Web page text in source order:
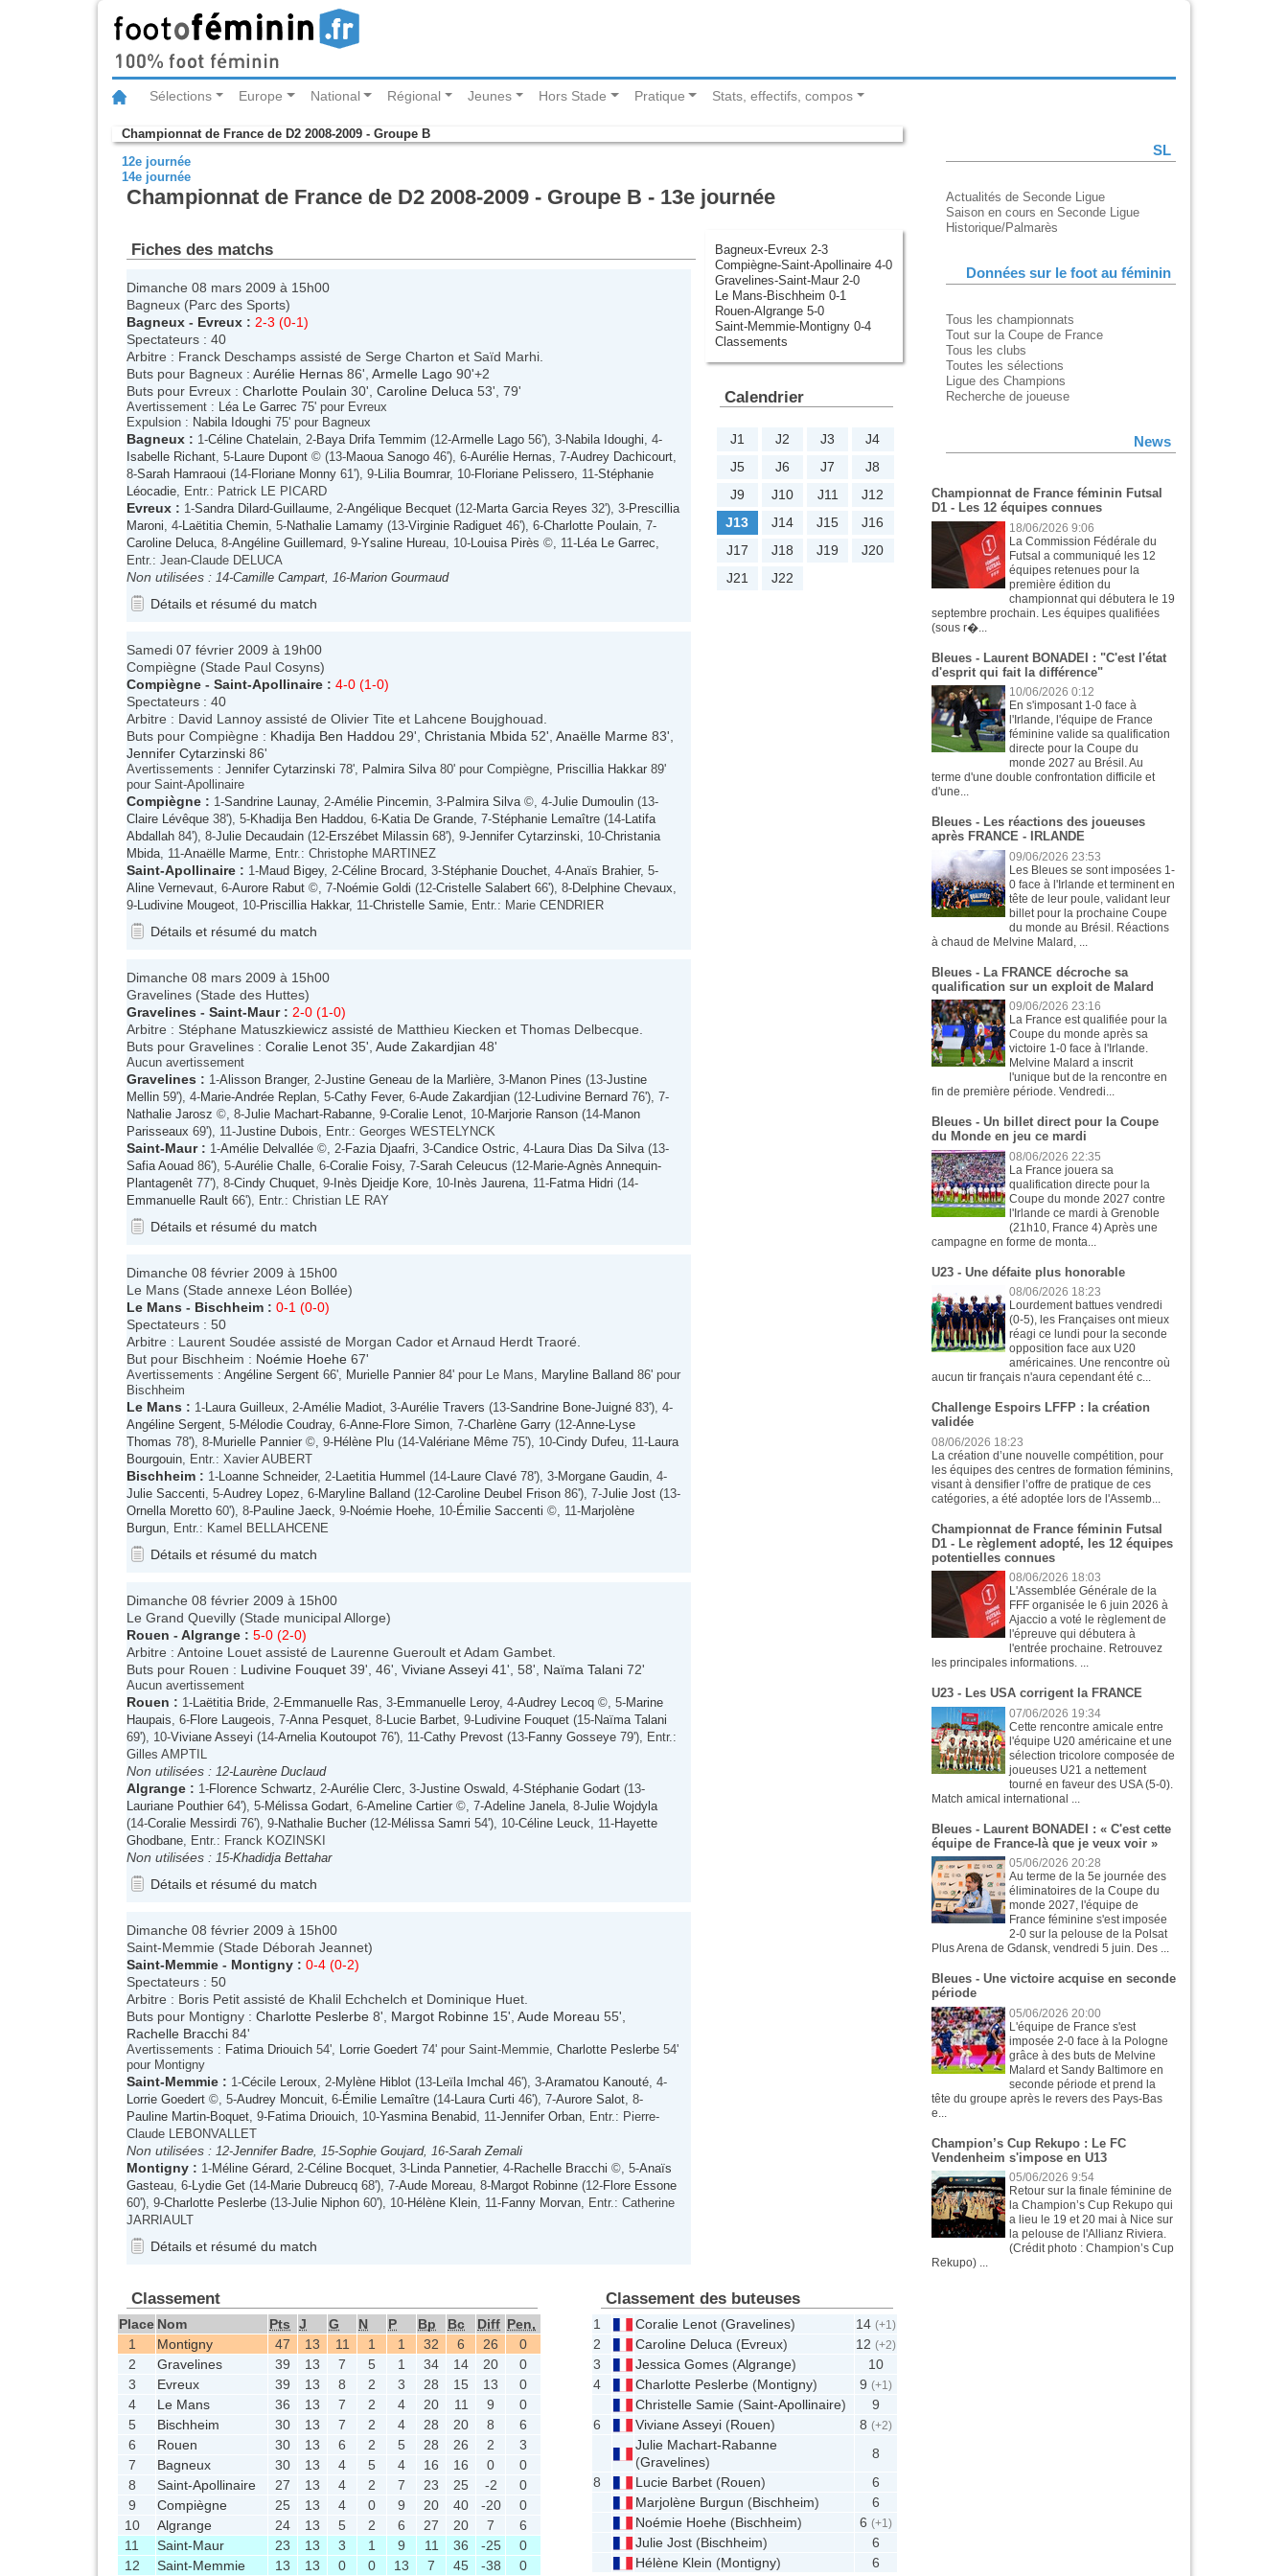
Sélections Europe National Régional Jeunes Hors Stade Pratique Stats, effectifs, compos
Championnat de France de D2 2008-2009 - Groupe B
12e journée
14e journée
Championnat de France de D2 2008-2009 - Groupe B - 13e journée
Bagneux-Evreux 2-3
Compiègne-Saint-Apollinaire 4-0
Gravelines-Saint-Maur 2-0
Le Mans-Bischheim 0-1
Rouen-Algrange 5-0
Saint-Memmie-Montigny 0-4
Classements
Fiches des matchs
Dimanche 08 mars 2009 à 15h00
Bagneux (Parc des Sports)
Bagneux - Evreux : 2-3 (0-1)
Spectateurs : 40
Arbitre : Franck Deschamps assisté de Serge Charton et Saïd Marhi.
Buts pour Bagneux : Aurélie Hernas 86', Armelle Lago 90'+2
Buts pour Evreux : Charlotte Poulain 30', Caroline Deluca 53', 79'
Avertissement : Léa Le Garrec 75' pour Evreux
Expulsion : Nabila Idoughi 75' pour Bagneux
Bagneux : 1-Céline Chatelain , 2-Baya Drifa Temmim (12-Armelle Lago 56'), 3-Nabila Idoughi , 4-
Isabelle Richant , 5- Laure Dupont © (13-Maoua Sanogo 46'), 6-Aurélie Hernas , 7-Audrey Dachicourt
8-Sarah Hamraoui (14-Floriane Monny 61'), 9- Lilia Boumrar, 10-Floriane Pelissero , 11-Stéphanie
Léocadie , Entr.: Patrick LE PICARD
Evreux : 1-Sandra Dilard-Guillaume , 2-Angélique Becquet (12-Marta Garcia Reyes 32'), 3-Prescillia
Maroni , 4- Laëtitia Chemin , 5-Nathalie Lamamy (13-Virginie Radiguet 46'), 6-Charlotte Poulain , 7-
Caroline Deluca , 8-Angéline Guillemard , 9-Ysaline Hureau , 10- Louisa Pirès ©, 11- Léa Le Garrec
Entr.: Jean-Claude DELUCA
Non utilisées : 14-Camille Campart , 16-Marion Gourmaud
Détails et résumé du match
Samedi 07 février 2009 à 19h00
Compiègne (Stade Paul Cosyns)
Compiègne - Saint-Apollinaire : 4-0 (1-0)
Spectateurs : 40
Arbitre : David Lannoy assisté de Olivier Tite et Lahcene Boujghouad.
Buts pour Compiègne : Khadija Ben Haddou 29', Christania Mbida 52', Anaëlle Marme 83',
Jennifer Cytarzinski 86'
Avertissements : Jennifer Cytarzinski 78', Palmira Silva 80' pour Compiègne, Priscillia Hakkar 89'
pour Saint-Apollinaire
Compiègne : 1-Sandrine Launay, 2-Amélie Pincemin , 3-Palmira Silva ©, 4-Julie Dumoulin (13-
Claire Lévêque 38'), 5-Khadija Ben Haddou , 6-Katia De Grande , 7-Stéphanie Lemaître (14- Latifa
Abdallah 84'), 8-Julie Decaudain (12-Erszébet Milassin 68'), 9-Jennifer Cytarzinski , 10-Christania
Mbida , 11-Anaëlle Marme , Entr.: Christophe MARTINEZ
Saint-Apollinaire : 1-Maud Bigey, 2-Céline Brocard , 3-Stéphanie Douchet , 4-Anaïs Brahier, 5-
Aline Vernevaut , 6-Aurore Rabut ©, 7-Noémie Goldi (12-Cristelle Salabert 66'), 8-Delphine Chevaux
9- Ludivine Mougeot , 10-Priscillia Hakkar, 11-Christelle Samie , Entr.: Marie CENDRIER
Détails et résumé du match
Dimanche 08 mars 2009 à 15h00
Gravelines (Stade des Huttes)
Gravelines - Saint-Maur: 2-0 (1-0)
Arbitre : Stéphane Matuszkiewicz assisté de Matthieu Kiecken et Thomas Delbecque.
Buts pour Gravelines : Coralie Lenot 35', Aude Zakardjian 48'
Aucun avertissement
Gravelines : 1-Alisson Branger, 2-Justine Geneau de la Marlière , 3-Manon Pines (13-Justine
Mellin 59'), 4-Marie-Andrée Replan , 5-Cathy Fever, 6-Aude Zakardjian (12- Ludivine Bernard 76'), 7-
Nathalie Jarosz ©, 8-Julie Machart-Rabanne , 9-Coralie Lenot , 10-Marjorie Ranson (14-Manon
Parisseaux 69'), 11-Justine Dubois , Entr.: Georges WESTELYNCK
Saint-Maur: 1-Amélie Delvallée ©, 2-Fazia Djaafri , 3-Candice Ostric , 4- Laura Dias Da Silva (13-
Safia Aouad 86'), 5-Aurélie Challe , 6-Coralie Foisy, 7-Sarah Celeucus (12-Marie-Agnès Annequin-
Plantagenêt 77'), 8-Cindy Chuquet , 9- Inès Djeidje Kore , 10- Inès Jaurena , 11-Fatma Hidri (14-
Emmanuelle Rault 66'), Entr.: Christian LE RAY
Détails et résumé du match
Dimanche 08 février 2009 à 15h00
Le Mans (Stade annexe Léon Bollée)
Le Mans - Bischheim : 0-1 (0-0)
Spectateurs : 50
Arbitre : Laurent Soudée assisté de Morgan Cador et Arnaud Herdt Traoré.
But pour Bischheim : Noémie Hoehe 67'
Avertissements : Angéline Sergent 66', Murielle Pannier 84' pour Le Mans, Maryline Balland 86' pour
Bischheim
Le Mans : 1- Laura Guilleux , 2-Amélie Madiot , 3-Aurélie Travers (13-Sandrine Bone-Juigné 83'), 4-
Angéline Sergent , 5-Mélodie Coudray, 6-Anne-Flore Simon , 7-Charlène Garry (12-Anne-Lyse
Thomas 78'), 8-Murielle Pannier ©, 9-Hélène Plu (14-Valériane Même 75'), 10-Cindy Dufeu , 11- Laura
Bourgouin , Entr.: Xavier AUBERT
Bischheim : 1- Loanne Schneider, 2- Laetitia Hummel (14- Laure Clavé 78'), 3-Morgane Gaudin , 4-
Julie Saccenti , 5-Audrey Lopez , 6-Maryline Balland (12-Caroline Deubel Frison 86'), 7-Julie Jost (13-
Ornella Moretto 60'), 8-Pauline Jaeck , 9-Noémie Hoehe , 10-Émilie Saccenti ©, 11-Marjolène
Burgun , Entr.: Kamel BELLAHCENE
Détails et résumé du match
Dimanche 08 février 2009 à 15h00
Le Grand Quevilly (Stade municipal Allorge)
Rouen - Algrange : 5-0 (2-0)
Arbitre : Antoine Louet assisté de Laurenne Gueroult et Adam Gambet.
Buts pour Rouen : Ludivine Fouquet 39', 46', Viviane Asseyi 41', 58', Naïma Talani 72'
Aucun avertissement
Rouen : 1- Laëtitia Bride , 2-Emmanuelle Ras , 3-Emmanuelle Leroy, 4-Audrey Lecoq ©, 5-Marine
Haupais , 6-Flore Laugeois , 7-Anna Pesquet , 8- Lucie Barbet , 9- Ludivine Fouquet (15-Naïma Talani
69'), 10-Viviane Asseyi (14-Arnelia Koutoupot 76'), 11-Cathy Prevost (13-Fanny Gosseye 79'), Entr.:
Gilles AMPTIL
Non utilisées : 12-Laurène Duclaud
Algrange : 1-Florence Schwartz , 2-Aurélie Clerc , 3-Justine Oswald , 4-Stéphanie Godart (13-
Lauriane Pouthier 64'), 5-Mélissa Godart , 6-Ameline Cartier ©, 7-Adeline Janela , 8-Julie Wojdyla
(14-Coralie Messirdi 76'), 9-Nathalie Bucher (12-Mélissa Samri 54'), 10-Céline Leuck , 11-Hayette
Ghodbane , Entr.: Franck KOZINSKI
Non utilisées : 15-Khadidja Bettahar
Détails et résumé du match
Dimanche 08 février 2009 à 15h00
Saint-Memmie (Stade Déborah Jeannet)
Saint-Memmie - Montigny : 0-4 (0-2)
Spectateurs : 50
Arbitre : Boris Petit assisté de Khalil Echchelch et Dominique Huet.
Buts pour Montigny : Charlotte Peslerbe 8', Margot Robinne 15', Aude Moreau 55',
Rachelle Bracchi 84'
Avertissements : Fatima Driouich 54', Lorrie Goedert 74' pour Saint-Memmie, Charlotte Peslerbe 54'
pour Montigny
Saint-Memmie : 1-Cécile Leroux , 2-Mylène Hiblot (13- Leïla Imchal 46'), 3-Aramatou Kanouté , 4-
Lorrie Goedert ©, 5-Audrey Moncuit , 6-Émilie Lemaître (14- Laura Curti 46'), 7-Aurore Salot , 8-
Pauline Martin-Boquet , 9-Fatima Driouich , 10-Yasmina Benabid , 11-Jennifer Orban , Entr.: Pierre-
Claude LEBONVALLET
Non utilisées : 12-Jennifer Badre , 15-Sophie Goujard, 16-Sarah Zemali
Montigny : 1-Méline Gérard , 2-Céline Bocquet , 3- Linda Pannetier, 4-Rachelle Bracchi ©, 5-Anaïs
Gasteau , 6- Lydie Get (14-Marie Dubreucq 68'), 7-Aude Moreau , 8-Margot Robinne (12-Flore Essone
60'), 9-Charlotte Peslerbe (13-Julie Niphon 60'), 10-Hélène Klein , 11-Fanny Morvan , Entr.: Catherine
JARRIAULT
Détails et résumé du match
Calendrier
J1 J2 J3
J4
J5
J6 J7
J8
J9
J10 J11
J12
J13
J14 J15
J16
J17
J18 J19
J20
J21
J22
Classement
Place Nom Pts J G N P Bp Bc Diff Pen,
1
Montigny 47 13 11 1 1 32 6 26
0
2
Gravelines 39 13 7 5 1 34 14 20
0
3
Evreux 39 13 8 2 3 28 15 13
0
4
Le Mans 36 13 7 2 4 20 11 9
0
5
Bischheim 30 13 7 2 4 28 20 8
6
6
Rouen 30 13 6 2 5 28 26 2
3
7
Bagneux 30 13 4 5 4 16 16 0
0
8
Saint-Apollinaire 27 13 4 2 7 23 25 -2
0
9
Compiègne 25 13 4 0 9 20 40 -20
0
10
Algrange 24 13 5 2 6 27 20 7
6
11
Saint-Maur 23 13 3 1 9 11 36 -25
0
12
Saint-Memmie 13 13 0 0 13 7 45 -38 0
Classement des buteuses
1 Coralie Lenot (Gravelines) 14 (+1)
2 Caroline Deluca (Evreux) 12 (+2)
3 Jessica Gomes (Algrange)
10
4
Charlotte Peslerbe (Montigny) 9 (+1)
Christelle Samie (Saint-Apollinaire)
9
6
Viviane Asseyi (Rouen) 8 (+2)
Julie Machart-Rabanne
(Gravelines)
8
8
Lucie Barbet (Rouen)
6
Marjolène Burgun (Bischheim)
6
Noémie Hoehe (Bischheim) 6 (+1)
Julie Jost (Bischheim)
6
Hélène Klein (Montigny) 6
SL
Actualités de Seconde Ligue
Saison en cours en Seconde Ligue
Historique/Palmarès
Données sur le foot au féminin
Tous les championnats
Tout sur la Coupe de France
Tous les clubs
Toutes les sélections
Ligue des Champions
Recherche de joueuse
News
Championnat de France féminin Futsal
D1 - Les 12 équipes connues
18/06/2026 9:06
La Commission Fédérale du
Futsal a communiqué les 12
équipes retenues pour la
première édition du
championnat qui débutera le 19
septembre prochain. Les équipes qualifiées
(sous r�...
Bleues - Laurent BONADEI : "C'est l'état
d'esprit qui fait la différence"
10/06/2026 0:12
En s'imposant 1-0 face à
l'Irlande, l'équipe de France
féminine valide sa qualification
directe pour la Coupe du
monde 2027 au Brésil. Au
terme d'une double confrontation difficile et
d'une...
Bleues - Les réactions des joueuses
après FRANCE - IRLANDE
09/06/2026 23:53
Les Bleues se sont imposées 1-
0 face à l'Irlande et terminent en
tête de leur poule, validant leur
billet pour la prochaine Coupe
du monde au Brésil. Réactions
à chaud de Melvine Malard, ...
Bleues - La FRANCE décroche sa
qualification sur un exploit de Malard
09/06/2026 23:16
La France est qualifiée pour la
Coupe du monde après sa
victoire 1-0 face à l'Irlande.
Melvine Malard a inscrit
l'unique but de la rencontre en
fin de première période. Vendredi...
Bleues - Un billet direct pour la Coupe
du Monde en jeu ce mardi
08/06/2026 22:35
La France jouera sa
qualification directe pour la
Coupe du monde 2027 contre
l'Irlande ce mardi à Grenoble
(21h10, France 4) Après une
campagne en forme de monta...
U23 - Une défaite plus honorable
08/06/2026 18:23
Lourdement battues vendredi
(0-5), les Françaises ont mieux
réagi ce lundi pour la seconde
opposition face aux U20
américaines. Une rencontre où
aucun tir français n'aura cependant été c...
Challenge Espoirs LFFP : la création
validée
08/06/2026 18:23
La création d’une nouvelle compétition, pour
les équipes des centres de formation féminins,
visant à densifier l’offre de pratique de ces
catégories, a été adoptée lors de l'Assemb...
Championnat de France féminin Futsal
D1 - Le règlement adopté, les 12 équipes
potentielles connues
08/06/2026 18:03
L'Assemblée Générale de la
FFF organisée le 6 juin 2026 à
Ajaccio a voté le règlement de
l'épreuve qui débutera à
l'entrée prochaine. Retrouvez
les principales informations. ...
U23 - Les USA corrigent la FRANCE
07/06/2026 19:34
Cette rencontre amicale entre
l'équipe U20 américaine et une
sélection tricolore composée de
joueuses U21 a nettement
tourné en faveur des USA (5-0).
Match amical international ...
Bleues - Laurent BONADEI : « C'est cette
équipe de France-là que je veux voir »
05/06/2026 20:28
Au terme de la 5e journée des
éliminatoires de la Coupe du
monde 2027, l'équipe de
France féminine s'est imposée
2-0 sur la pelouse de la Polsat
Plus Arena de Gdansk, vendredi 5 juin. Des ...
Bleues - Une victoire acquise en seconde
période
05/06/2026 20:00
L'équipe de France s'est
imposée 2-0 face à la Pologne
grâce à des buts de Melvine
Malard et Sandy Baltimore en
seconde période et prend la
tête du groupe après le revers des Pays-Bas
e...
Champion’s Cup Rekupo : Le FC
Vendenheim s'impose en U13
05/06/2026 9:54
Retour sur la finale féminine de
la Champion’s Cup Rekupo qui
a lieu le 19 et 20 mai à Nice sur
la pelouse de l'Allianz Riviera.
(Crédit photo : Champion’s Cup
Rekupo) ...